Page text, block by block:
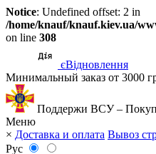
Notice: Undefined offset: 2 in
/home/knauf/knauf.kiev.ua/
on line 308
єВідновлення
Минимальный заказ от 3000
Поддержи ВСУ –
Меню
× Доставка и оплата Вывоз
Рус